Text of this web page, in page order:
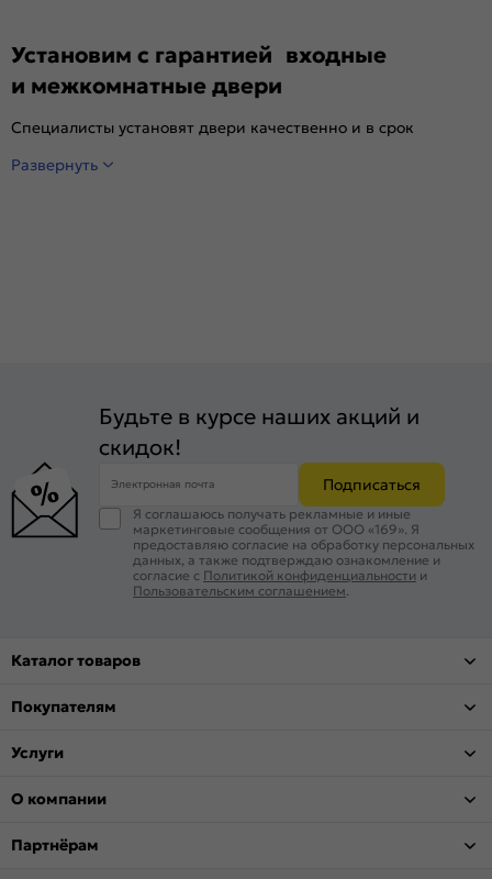
Установим с гарантией входные
и межкомнатные двери
Специалисты установят двери качественно и в срок
Развернуть
Будьте в курсе наших акций и
скидок!
Электронная почта Подписаться
Я соглашаюсь получать рекламные и иные
маркетинговые сообщения от ООО «169». Я
предоставляю согласие на обработку персональных
данных, а также подтверждаю ознакомление и
согласие с Политикой конфиденциальности и
Пользовательским соглашением
Каталог товаров
Покупателям
Услуги
О компании
Партнёрам